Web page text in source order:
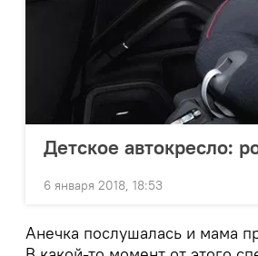
Детское автокресло:
6 января 2018, 18:53
Анечка послушалась и мама